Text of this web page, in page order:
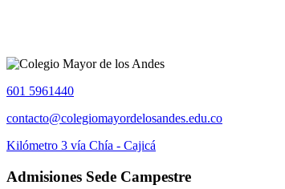
601 5961440
contacto@colegiomayordelosandes.edu.co
Kilómetro 3 vía Chía - Cajicá
Admisiones Sede Campestre